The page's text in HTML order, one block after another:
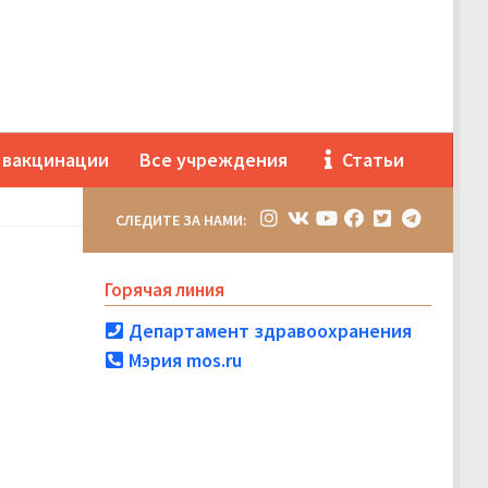
вакцинации Все учреждения Статьи
СЛЕДИТЕ ЗА НАМИ:
Горячая линия
Департамент здравоохранения
Мэрия mos.ru